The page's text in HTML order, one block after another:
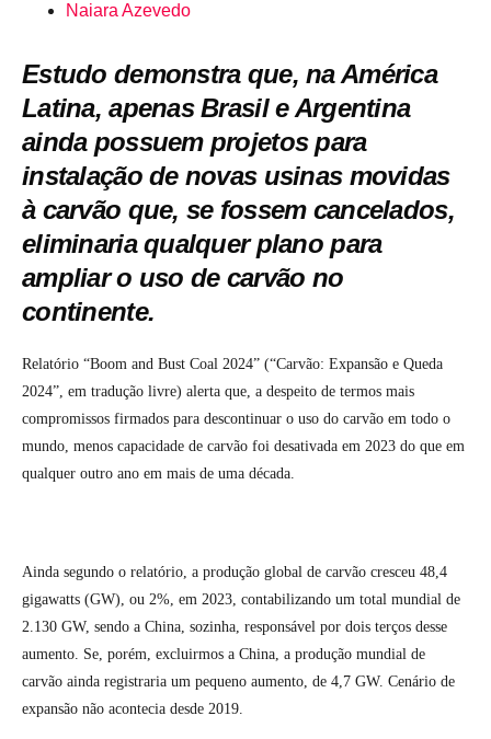
Naiara Azevedo
Estudo demonstra que, na América
Latina, apenas Brasil e Argentina
ainda possuem projetos para
instalação de novas usinas movidas
à carvão que, se fossem cancelados,
eliminaria qualquer plano para
ampliar o uso de carvão no
continente.
Relatório “Boom and Bust Coal 2024” (“Carvão: Expansão e Queda
2024”, em tradução livre) alerta que, a despeito de termos mais
compromissos firmados para descontinuar o uso do carvão em todo o
mundo, menos capacidade de carvão foi desativada em 2023 do que em
qualquer outro ano em mais de uma década.
Ainda segundo o relatório, a produção global de carvão cresceu 48,4
gigawatts (GW), ou 2%, em 2023, contabilizando um total mundial de
2.130 GW, sendo a China, sozinha, responsável por dois terços desse
aumento. Se, porém, excluirmos a China, a produção mundial de
carvão ainda registraria um pequeno aumento, de 4,7 GW. Cenário de
expansão não acontecia desde 2019.